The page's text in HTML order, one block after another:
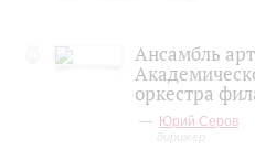
Ансамбль
оркестра
Юрий Серов
дирижер